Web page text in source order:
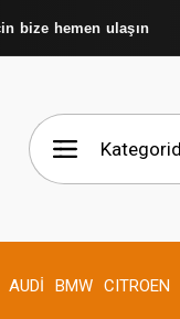
bize hemen ulaşın
AUDİ BMW CITROEN